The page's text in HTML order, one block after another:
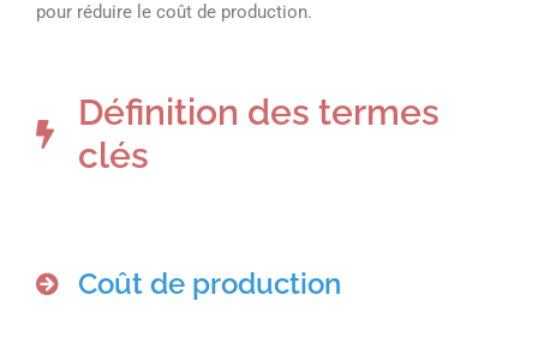
pour réduire le coût de production.
Définition des termes
clés
Coût de production